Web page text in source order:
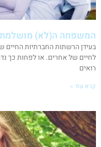
המשפחה ה(לא)
בעידן הרשתות החברתיות החיים
לחיים של אחרים. או לפחות כך
רואים
קרא עוד »